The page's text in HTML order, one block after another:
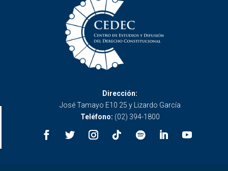
Dirección:
José Tamayo E10 25 y Lizardo García
Teléfono: (02) 394-1800